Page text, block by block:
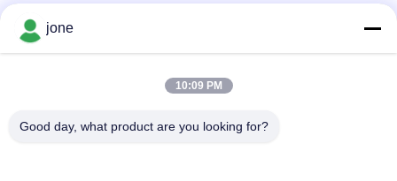
ZigBee 3 σε 1 έξυπνος αισθητήρας εδάφους για θερμοκρασία
Δοκιμή MD-2G Ψηφιακό για σκόνη ξύλου Στάσιμος καλαμπόκι
jone
10:09 PM
Good day, what product are you looking for?